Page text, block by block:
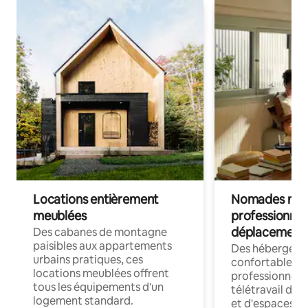
Locations entièrement
meublées
Des cabanes de montagne
paisibles aux appartements
urbains pratiques, ces
locations meublées offrent
tous les équipements d'un
logement standard.
Nomades
déplacement
Des
confortables
professionnels
télétravail
et d'espaces